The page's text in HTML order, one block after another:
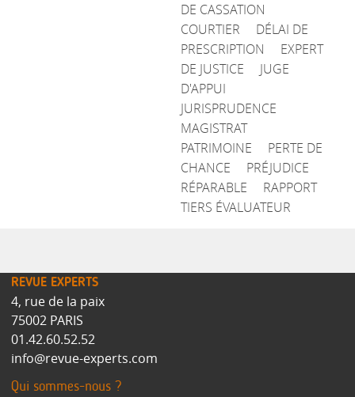
DE CASSATION
COURTIER
DÉLAI DE
PRESCRIPTION
EXPERT
DE JUSTICE
JUGE
D'APPUI
JURISPRUDENCE
MAGISTRAT
PATRIMOINE
PERTE DE
CHANCE
PRÉJUDICE
RÉPARABLE
RAPPORT
TIERS ÉVALUATEUR
REVUE EXPERTS
4, rue de la paix
75002 PARIS
01.42.60.52.52
info@revue-experts.com
Qui sommes-nous ?